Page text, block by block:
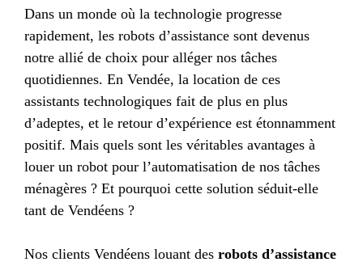
Dans un monde où la technologie progresse
rapidement, les robots d’assistance sont devenus
notre allié de choix pour alléger nos tâches
quotidiennes. En Vendée, la location de ces
assistants technologiques fait de plus en plus
d’adeptes, et le retour d’expérience est étonnamment
positif. Mais quels sont les véritables avantages à
louer un robot pour l’automatisation de nos tâches
ménagères ? Et pourquoi cette solution séduit-elle
tant de Vendéens ?
Nos clients Vendéens louant des robots d’assistance